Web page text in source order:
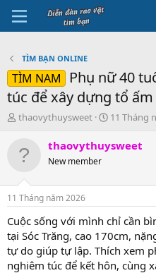
TÌM BẠN ONLINE
TÌM NAM
Phụ nữ 40
túc để xây dựng tổ ấm
B
đ
u
thaovythuysweet
N
à
đ
ầ
u
11 Tháng
thaovythuysweet
New member
11 Tháng năm 2026
Cuộc sống với mình chỉ cần
tại Sóc Trăng, cao 170cm,
tự do giúp tự lập. Thích xem
nghiêm túc để kết hôn, cùng